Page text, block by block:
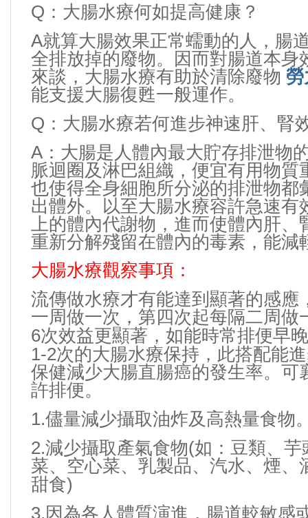
Q ： 大腸水療何如提高健康？
A就算大腸效果正常蠕動的人，腸
全排放掉的廢物。因而對腸道本身
來談，大腸水療有助於清除廢物 勞
能支援大腸復甦一般運作。
Q ： 大腸水療若何進步神速肝、腎
A ： 大腸是人體內最大貯存排泄物
脈迴圈及淋巴組織，便宜有用物質
也使得全身細胞所分泌的排泄物都
出體外。以至大腸水療容許急速有
上的體內代謝物，進而使體內肝、
重新分解殘留在體內的毒素，能減
大腸水療觀察事項：
流傳做水療才有能達到顯著的感應
一周做一次，第四次起每隔二周做
6次效益更顯著，如能時常排便早
1-2次的大腸水療保持，此搭配能
保健減少大腸直腸癌的發生率。可
許排便。
1.儘量減少攝取油炸及高熱量食物
2.減少攝取產氣食物(如：豆類、芋
菜、空心菜、乳製品、汽水、煙、
甜食)
3. 因為各人體質演進，腸道較敏感